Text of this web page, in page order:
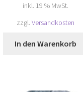
inkl. 19 % MwSt.
zzgl. Versandkosten
In den Warenkorb